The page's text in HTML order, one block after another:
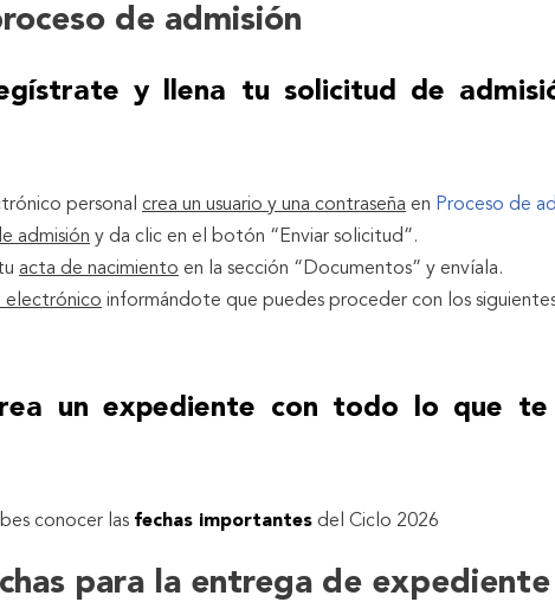
de admisión
y llena tu solicitud de
personal crea un usuario y una contraseña en Proceso de
admisión y da clic en el botón “Enviar solicitud”.
acta de nacimiento en la sección “Documentos” y envíala.
electrónico informándote que puedes proceder con los
un expediente con todo lo que te
conocer las fechas importantes del Ciclo 2026
para la entrega de expediente